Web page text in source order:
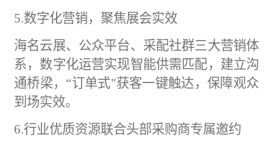
5.数字化营销，聚焦展会实效
海名云展、公众平台、采配社群三大营销体
系，数字化运营实现智能供需匹配，建立沟
通桥梁， “订单式"获客一键触达，保障观众
到场实效。
6.行业优质资源联合头部采购商专属邀约